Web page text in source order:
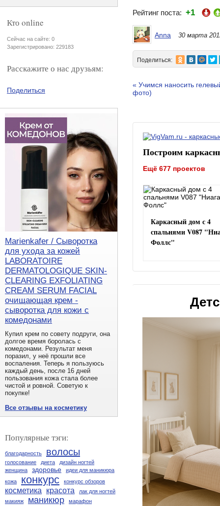
Рейтинг поста: +1
Anna 30 марта
Поделиться:
« Учимся наносить
фото)
Построим
Ещё 677 проектов
Каркасный дом с 4
спальнями V087
Фоллс"
Кто online
Сейчас на сайте: 0
Зарегистрировано: 229183
Расскажите о нас друзьям:
Поделиться
Marienkafer / Сыворотка
для ухода за кожей
LABORATOIRE
DERMATOLOGIQUE SKIN-
CLEARING EXFOLIATING
CREAM SERUM FACIAL
очищающая крем -
сыворотка для кожи с
комедонами
Купил крем по совету подруги, она
долгое время боролась с
комедонами. Результат меня
поразил, у неё прошли все
воспаления. Теперь я пользуюсь
каждый день, после 16 дней
пользования кожа стала более
чистой и ровной. Советую к
покупке!
Все отзывы на косметику
Популярные тэги:
благодарность волосы
голосование диета
дизайн ногтей
женщина
здоровье
идеи для маникюра
кожа
конкурс конкурс обзоров
косметика красота
лак для ногтей
макияж
маникюр марафон